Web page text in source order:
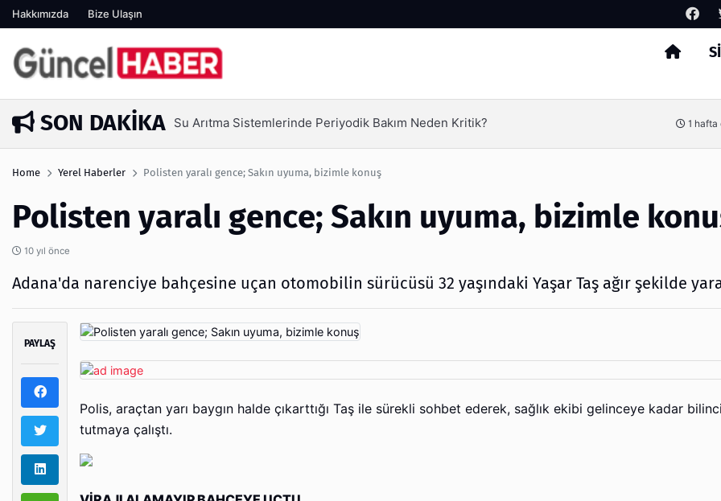
Hakkımızda Bize Ulaşın
Arama
SON DAKIKA
Sistemlerinde Periyodik Bakım Neden Kritik? Ambalaj Süreçlerinde Yeni
Home Yerel Haberler Polisten yaralı gence; Sakın uyuma, bizimle konuş
Polisten yaralı gence; Sakın uyuma, bizimle
10 yıl önce
Adana'da narenciye bahçesine uçan otomobilin sürücüsü 32 yaşındaki Yaşar Taş ağır şekilde
PAYLAŞ
Polis, araçtan yarı baygın halde çıkarttığı Taş ile sürekli sohbet ederek, sağlık ekibi gelinceye kadar
tutmaya çalıştı.